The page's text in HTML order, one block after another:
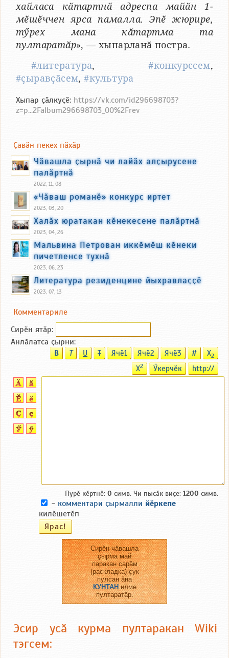
хайласа кӑтартнӑ адреспа майӑн 1-
мӗшӗччен ярса памалла. Эпӗ жюрире,
тӳрех мана кӑтартма та
пултаратӑр», — хыпарланӑ постра.
#литература,#конкурссем,
#ҫыравҫӑсем,#культура
Хыпар ҫӑлкуҫӗ: https://vk.com/id296698703?
z=p...2Falbum296698703_00%2Frev
Ҫавӑн пекех пӑхӑр
Чӑвашла ҫырнӑ чи лайӑх алҫырусене
палӑртнӑ
2022, 11, 08
«Чӑваш романӗ» конкурс иртет
2023, 03, 20
Халӑх юратакан кӗнекесене палӑртнӑ
2023, 04, 26
Мальвина Петрован иккӗмӗш кӗнеки
пичетленсе тухнӑ
2023, 06, 23
Литература резиденцине йыхравлаҫҫӗ
2023, 07, 13
Комментариле
Сирӗн ятӑp:
Анлӑлатса ҫырни:
B T U T Ячӗ1 Ячӗ2 Ячӗ3 # X2
X2 Ӳкерчӗк http://
Пурӗ кӗртнӗ: 0 симв. Чи пысӑк виҫе: 1200 симв.
- комментари ҫырмалли йӗркепе
килӗшетӗп
Сирӗн чӑвашла
ҫырма май
паракан сарӑм
(раскладка) ҫук
пулсан ӑна
КУНТАНилме
пултаратӑр.
Эсир усӑ курма пултаракан Wiki
тэгсем: